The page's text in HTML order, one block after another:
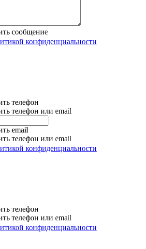
сообщение
конфиденциальности
телефон
телефон или email
email
телефон или email
конфиденциальности
телефон
телефон или email
конфиденциальности